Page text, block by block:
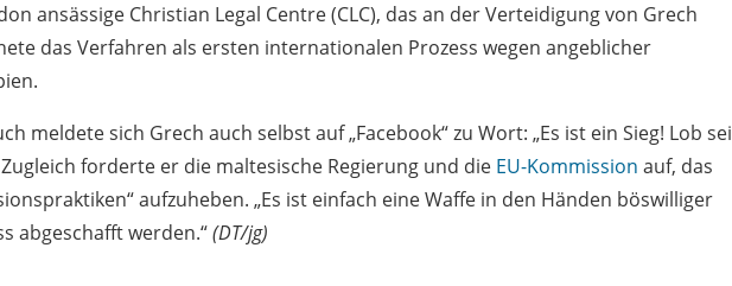
ansässige Christian Legal Centre (CLC), das an der Verteidigung von Grech
das Verfahren als ersten internationalen Prozess wegen angeblicher
meldete sich Grech auch selbst auf „Facebook“ zu Wort: „Es ist ein Sieg! Lob sei
Zugleich forderte er die maltesische Regierung und die EU-Kommission auf, das
aufzuheben. „Es ist einfach eine Waffe in den Händen böswilliger
abgeschafft werden.“(DT/jg)